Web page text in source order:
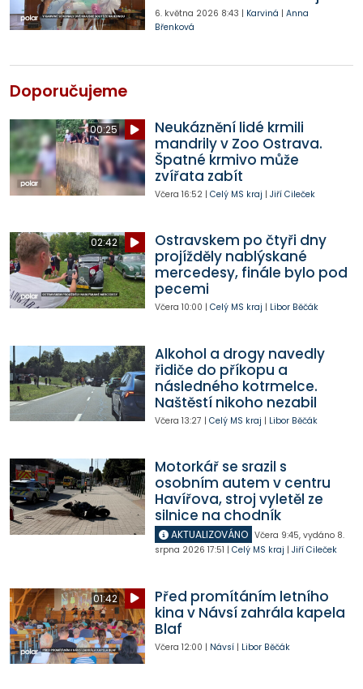
6. května 2026 8:43 | Karviná | Anna
Břenková
Doporučujeme
00:25
Neukáznění lidé krmili
mandrily v Zoo Ostrava.
Špatné krmivo může
zvířata zabít
Včera 16:52| Celý MS kraj | Jiří Cileček
02:42
Ostravskem po čtyři dny
projížděly nablýskané
mercedesy, finále bylo pod
pecemi
Včera 10:00 | Celý MS kraj | Libor Běčák
Alkohol a drogy navedly
řidiče do příkopu a
následného kotrmelce.
Naštěstí nikoho nezabil
Včera 13:27 | Celý MS kraj | Libor Běčák
Motorkář se srazil s
osobním autem v centru
Havířova, stroj vyletěl ze
silnice na chodník
AKTUALIZOVÁNO Včera 9:45, vydáno 8.
srpna 2026 17:51 | Celý MS kraj | Jiří Cileček
01:42
Před promítáním letního
kina v Návsí zahrála kapela
Blaf
Včera 12:00 | Návsí| Libor Běčák